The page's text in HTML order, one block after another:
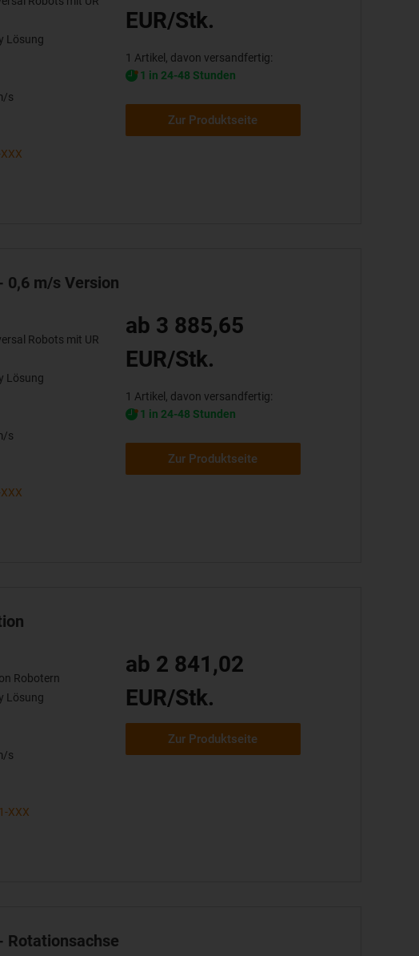
Lösung
s
EUR/Stk.
1 Artikel, davon versandfertig:
1 in 24-48 Stunden
Zur Produktseite
0,6 m/s Version
Robots mit UR
Lösung
s
ab 3 885,65
EUR/Stk.
1 Artikel, davon versandfertig:
1 in 24-48 Stunden
Zur Produktseite
Robotern
Lösung
s
XXX
ab 2 841,02
EUR/Stk.
Zur Produktseite
Rotationsachse